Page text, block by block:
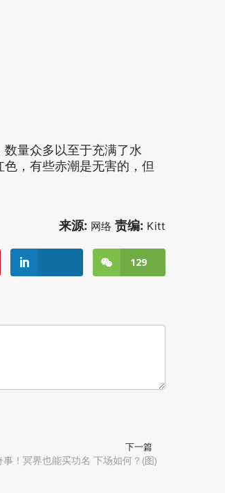
量众多以至于充满了水
，有些赤潮是无害的，但
来源: 网络 责编: Kitt
129
下一篇
事！冥界也能买功名 下场如何？(图)